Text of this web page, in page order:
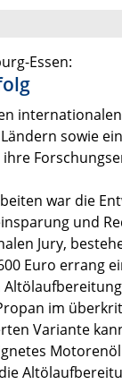
Essen:
sowie
war die
und
Jury,
Euro errang
im
Variante